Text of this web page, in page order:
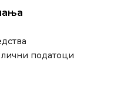
податоци